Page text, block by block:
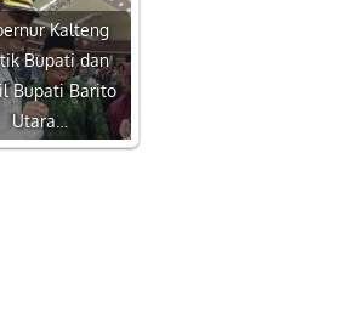
Kalteng
Bupati dan
Bupati Barito
Utara…